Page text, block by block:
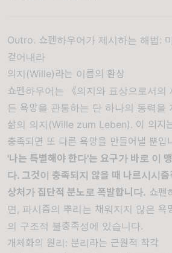
Outro. 쇼펜하우어가 제시하는 해법:
걷어내라
의지(Wille)라는 이름의 환상
쇼펜하우어는 《의지와 표상으로서의
든 욕망을 관통하는 단 하나의 동력을
삶의 의지(Wille zum Leben). 이 의지
충족되면 또 다른 욕망을 만들어낼 뿐입
'나는 특별해야 한다'는 요구가 바로 이
다. 그것이 충족되지 않을 때 나르시시
상처가 집단적 분노로 폭발합니다. 쇼펜
면, 파시즘의 뿌리는 채워지지 않은 욕
의 구조적 불충족성에 있습니다.
개체화의 원리: 분리라는 근원적 착각